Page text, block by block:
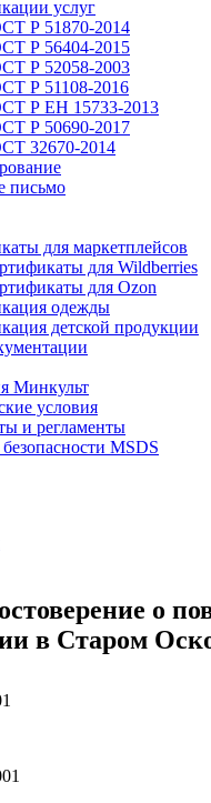
услуг
Р 51870-2014
Р 56404-2015
Р 52058-2003
Р 51108-2016
Р ЕН 15733-2013
Р 50690-2017
32670-2014
письмо
для маркетплейсов
для Wildberries
для Ozon
одежды
детской продукции
Минкульт
условия
и регламенты
MSDS
о
в Старом